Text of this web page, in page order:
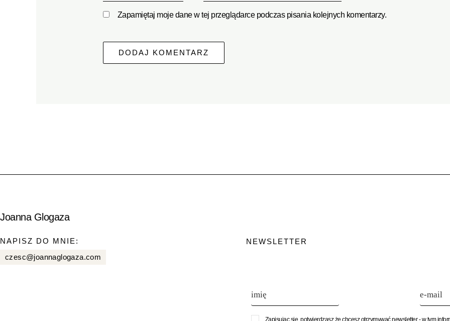
Zapamiętaj moje dane w tej przeglądarce podczas pisania kolejnych komentarzy.
Joanna Glogaza
NAPISZ DO MNIE:
czesc@joannaglogaza.com
NEWSLETTER
Zapisując się, potwierdzasz że chcesz otrzymywać newsletter - w tym